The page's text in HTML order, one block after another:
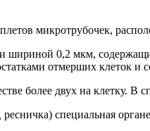
микротрубочек,
0,2 мкм,
отмерших клеток и
более двух на клетку.
ресничка) специальная